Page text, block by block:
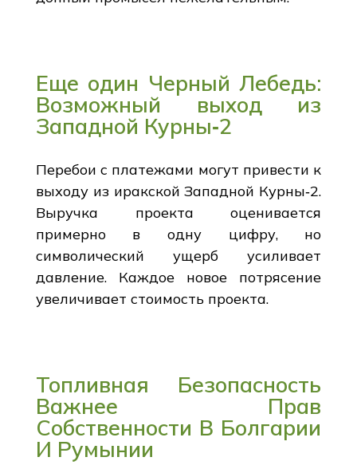
Еще один Черный Лебедь:
Возможный выход из
Западной Курны‑2
Перебои с платежами могут привести к
выходу из иракской Западной Курны‑2.
Выручка проекта оценивается
примерно в одну цифру, но
символический ущерб усиливает
давление. Каждое новое потрясение
увеличивает стоимость проекта.
Топливная Безопасность
Важнее Прав
Собственности В Болгарии
И Румынии